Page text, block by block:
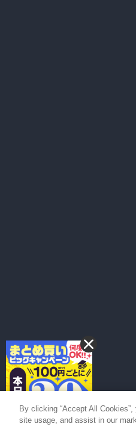
By clicking “Accept All
site usage, and assist in our